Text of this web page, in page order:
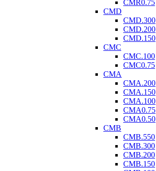
CMR0.75
CMD
CMD.300
CMD.200
CMD.150
CMC
CMC.100
CMC0.75
CMA
CMA.200
CMA.150
CMA.100
CMA0.75
CMA0.50
CMB
CMB.550
CMB.300
CMB.200
CMB.150